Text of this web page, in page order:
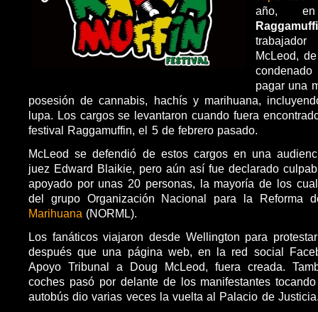
año,
McLeod,
pagar una
posesión de cannabis, hachís y marihuana,
lupa. Los cargos se levantaron cuando fuera
festival Raggamuffin, el 5 de febrero pasado.
McLeod se defendió de estos cargos en una
juez Edward Blaikie, pero aún así fue declarado
apoyado por unas 20 personas, la mayoría de los
del grupo Organización Nacional para la Reforma
Marihuana (NORML).
Los fanáticos viajaron desde Wellington para
después que una página web, en la red social
Apoyo Tribunal a Doug McLeod, fuera creada.
coches pasó por delante de los manifestantes
autobús dio varias veces la vuelta al Palacio de